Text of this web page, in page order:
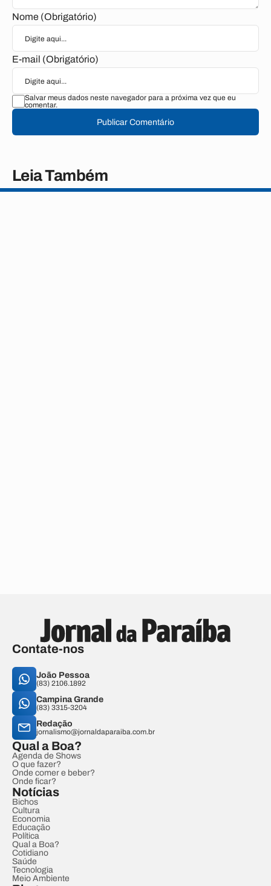
Nome (Obrigatório)
E-mail (Obrigatório)
Salvar meus dados neste navegador para a próxima vez que eu
comentar.
Publicar Comentário
Leia Também
Contate-nos
João Pessoa
(83) 2106.1892
Campina Grande
(83) 3315-3204
Redação
jornalismo@jornaldaparaiba.com.br
Qual a Boa?
Agenda de Shows
O que fazer?
Onde comer e beber?
Onde ficar?
Notícias
Bichos
Cultura
Economia
Educação
Política
Qual a Boa?
Cotidiano
Saúde
Tecnologia
Meio Ambiente